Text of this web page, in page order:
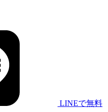
LINEで無料